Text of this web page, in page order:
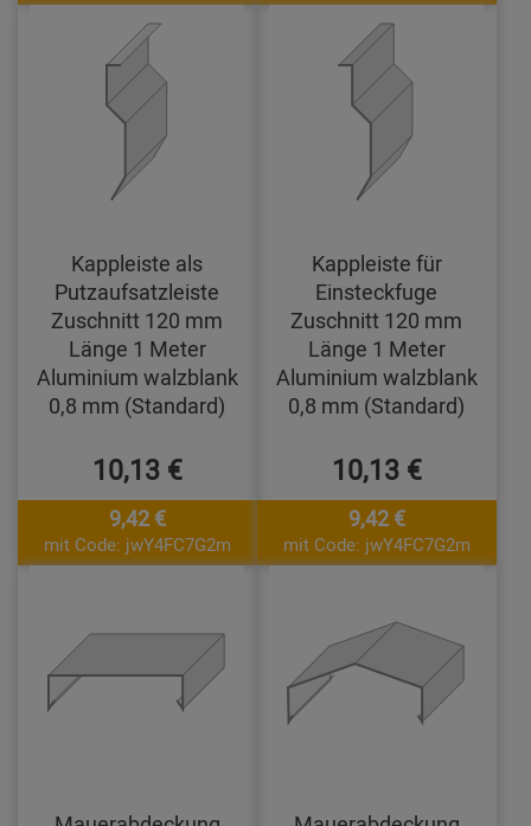
Kappleiste als
Putzaufsatzleiste
Zuschnitt 120 mm
Länge 1 Meter
Aluminium walzblank
0,8 mm (Standard)
10,13 €
9,42 €
mit Code: jwY4FC7G2m
Kappleiste für
Einsteckfuge
Zuschnitt 120 mm
Länge 1 Meter
Aluminium walzblank
0,8 mm (Standard)
10,13 €
9,42 €
mit Code: jwY4FC7G2m